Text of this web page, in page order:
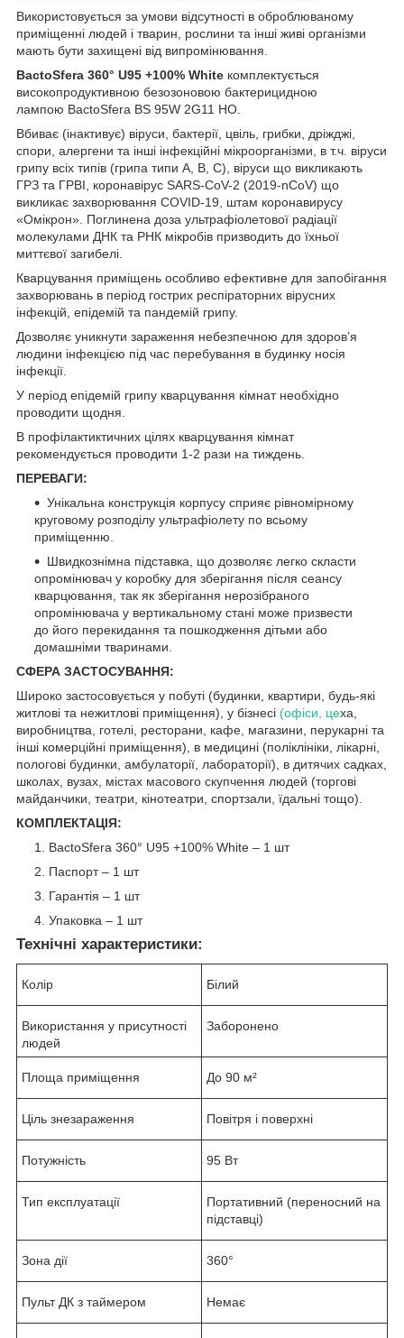
Використовується за умови відсутності в оброблюваному
приміщенні людей і тварин, рослини та інші живі організми
мають бути захищені від випромінювання.
BactoSfera 360° U95 +100% White комплектується
високопродуктивною безозоновою бактерицидною
лампою BactoSfera BS 95W 2G11 HO.
Вбиває (інактивує) віруси, бактерії, цвіль, грибки, дріжджі,
спори, алергени та інші інфекційні мікроорганізми, в т.ч. віруси
грипу всіх типів (грипа типи A, B, C), віруси що викликають
ГРЗ та ГРВІ, коронавірус SARS-CoV-2 (2019-nCoV) що
викликає захворювання COVID-19, штам коронавирусу
«Омікрон». Поглинена доза ультрафіолетової радіації
молекулами ДНК та РНК мікробів призводить до їхньої
миттєвої загибелі.
Кварцування приміщень особливо ефективне для запобігання
захворювань в період гострих респіраторних вірусних
інфекцій, епідемій та пандемій грипу.
Дозволяє уникнути зараження небезпечною для здоров’я
людини інфекцією під час перебування в будинку носія
інфекції.
У період епідемій грипу кварцування кімнат необхідно
проводити щодня.
В профілактиктичних цілях кварцування кімнат
рекомендується проводити 1-2 рази на тиждень.
ПЕРЕВАГИ:
Унікальна конструкція корпусу сприяє рівномірному
круговому розподілу ультрафіолету по всьому
приміщенню.
Швидкознімна підставка, що дозволяє легко скласти
опромінювач у коробку для зберігання після сеансу
кварцювання, так як зберігання нерозібраного
опромінювача у вертикальному стані може призвести
до його перекидання та пошкодження дітьми або
домашніми тваринами.
CФЕРА ЗАСТОСУВАННЯ:
Широко застосовується у побуті (будинки, квартири, будь-які
житлові та нежитлові приміщення), у бізнесі (офіси, цеха,
виробництва, готелі, ресторани, кафе, магазини, перукарні та
інші комерційні приміщення), в медицині (поліклініки, лікарні,
пологові будинки, амбулаторії, лабораторії), в дитячих садках,
школах, вузах, містах масового скупчення людей (торгові
майданчики, театри, кінотеатри, спортзали, їдальні тощо).
КОМПЛЕКТАЦІЯ:
BactoSfera 360° U95 +100% White – 1 шт
Паспорт – 1 шт
Гарантія – 1 шт
Упаковка – 1 шт
Технічні характеристики:
Колір Білий
Використання у присутності
людей
Заборонено
Площа приміщення До 90 м²
Ціль знезараження Повітря і поверхні
Потужність 95 Вт
Тип експлуатації
Портативний (переносний на
підставці)
Зона дії 360°
Пульт ДК з таймером Немає